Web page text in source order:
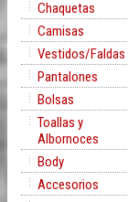
Chaquetas
Camisas
Vestidos/Faldas
Pantalones
Bolsas
Toallas y
Albornoces
Body
Accesorios